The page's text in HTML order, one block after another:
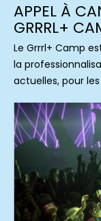
APPEL À
GRRRL+
Le Grrrl+ Camp
la
actuelles, pour